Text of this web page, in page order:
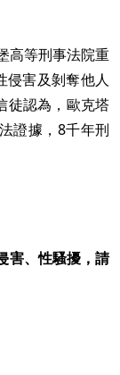
高等刑事法院重
侵害及剝奪他人
徒認為，歐克塔
證據，8千年刑
害、性騷擾，請